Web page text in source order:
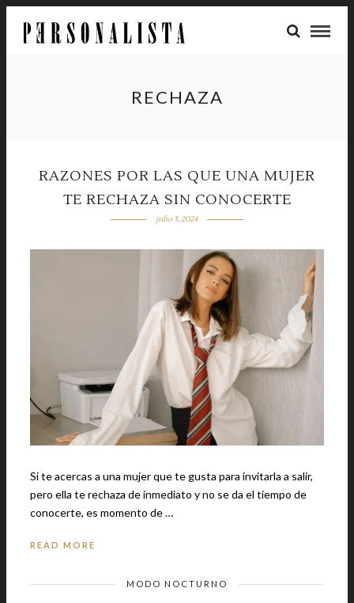
RECHAZA
RAZONES POR LAS QUE UNA MUJER
TE RECHAZA SIN CONOCERTE
julio 3, 2024
Si te acercas a una mujer que te gusta para invitarla a salir,
pero ella te rechaza de inmediato y no se da el tiempo de
conocerte, es momento de …
READ MORE
MODO NOCTURNO